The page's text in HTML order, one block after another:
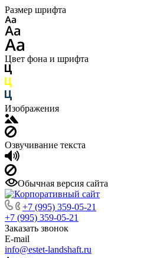
Размер шрифта
Цвет фона и шрифта
Изображения
Озвучивание текста
Обычная версия сайта
+7 (995) 359-05-21
+7 (995) 359-05-21
Заказать звонок
E-mail
info@estet-landshaft.ru